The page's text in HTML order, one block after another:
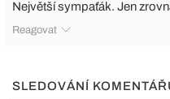
Největší sympaťák. Jen
Reagovat
SLEDOVÁNÍ